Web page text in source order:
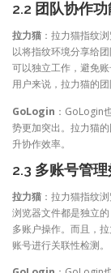
2.2 团队协作功
拉力猫 ：拉力猫指纹
以将指纹环境分享给
可以独立工作，避免
用户来说，拉力猫的团
GoLogin ：GoLogin
势更加突出。拉力猫
升协作效率。
2.3 多账号管
拉力猫 ：拉力猫指纹
浏览器文件都是独立
多账户操作。而且，
账号进行关联性检测。